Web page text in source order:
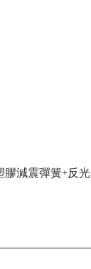
膠減震彈簧+反光